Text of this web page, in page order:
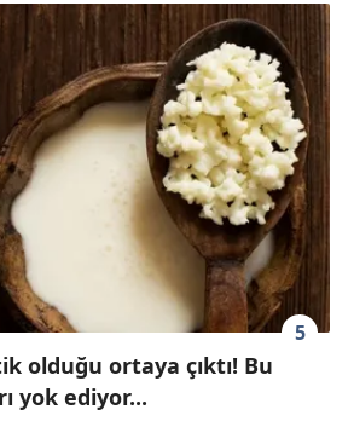
5
olduğu ortaya çıktı! Bu
yok ediyor...